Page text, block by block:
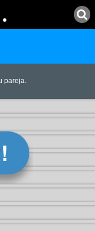
pareja.